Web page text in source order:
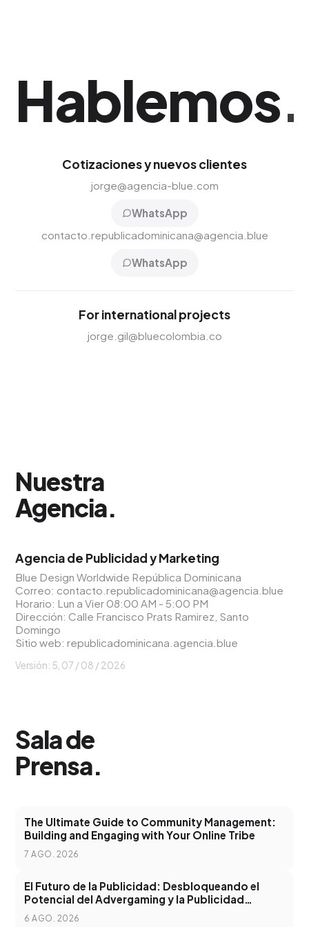
Hablemos.
Cotizaciones y nuevos clientes
jorge@agencia-blue.com
WhatsApp
contacto.republicadominicana@agencia.blue
WhatsApp
For international projects
jorge.gil@bluecolombia.co
Nuestra
Agencia.
Agencia de Publicidad y Marketing
Blue Design Worldwide República Dominicana
Correo: contacto.republicadominicana@agencia.blue
Horario: Lun a Vier 08:00 AM - 5:00 PM
Dirección: Calle Francisco Prats Ramirez, Santo
Domingo
Sitio web:republicadominicana.agencia.blue
Versión: 5, 07 / 08 / 2026
Sala de
Prensa.
The Ultimate Guide to Community Management:
Building and Engaging with Your Online Tribe
7 AGO. 2026
El Futuro de la Publicidad: Desbloqueando el
Potencial del Advergaming y la Publicidad
Programática
6 AGO. 2026